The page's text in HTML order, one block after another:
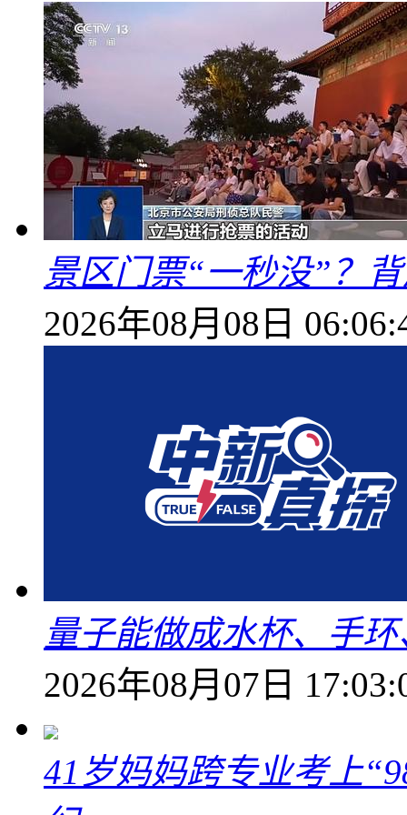
景区门票“一秒没”？
2026年08月08日
量子能做成水杯、手
2026年08月07日
41岁妈妈跨专业考上